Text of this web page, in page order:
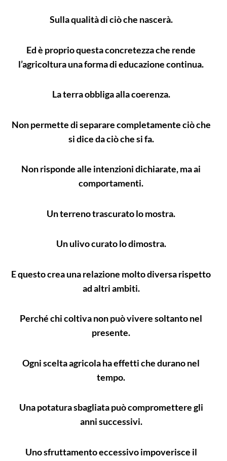
Sulla qualità di ciò che nascerà.
Ed è proprio questa concretezza che rende
l’agricoltura una forma di educazione continua.
La terra obbliga alla coerenza.
Non permette di separare completamente ciò che
si dice da ciò che si fa.
Non risponde alle intenzioni dichiarate, ma ai
comportamenti.
Un terreno trascurato lo mostra.
Un ulivo curato lo dimostra.
E questo crea una relazione molto diversa rispetto
ad altri ambiti.
Perché chi coltiva non può vivere soltanto nel
presente.
Ogni scelta agricola ha effetti che durano nel
tempo.
Una potatura sbagliata può compromettere gli
anni successivi.
Uno sfruttamento eccessivo impoverisce il